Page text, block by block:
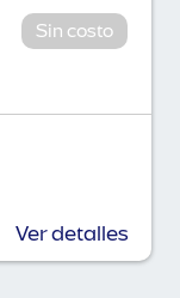
Sin costo
Ver detalles